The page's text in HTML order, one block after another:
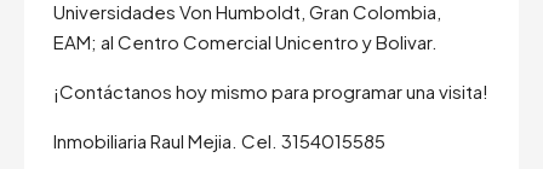
Universidades Von Humboldt, Gran Colombia,
EAM; al Centro Comercial Unicentro y Bolivar.
¡Contáctanos hoy mismo para programar una visita!
Inmobiliaria Raul Mejia. Cel. 3154015585